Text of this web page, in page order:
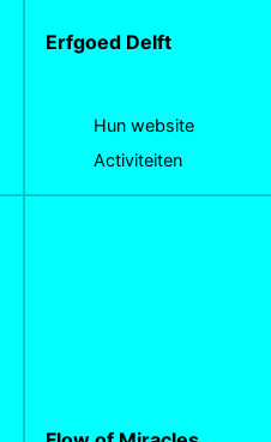
Erfgoed Delft
Hun website
Activiteiten